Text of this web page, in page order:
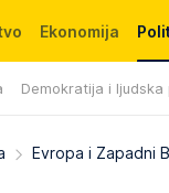
Ekonomija
Demokratija i ljudska
Evropa i Zapadni